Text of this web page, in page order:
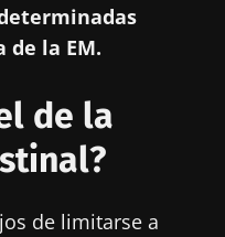
de la EM.
de la
de limitarse a